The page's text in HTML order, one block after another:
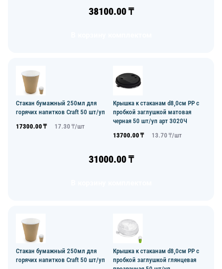
38100.00₸
Стакан бумажный 250мл для
горячих напитков Craft 50 шт/уп
17300.00 ₸ 17.30 ₸/шт
Крышка к стаканам d8,0см PP с
пробкой заглушкой матовая
черная 50 шт/уп арт 3020Ч
13700.00 ₸ 13.70 ₸/шт
31000.00₸
Стакан бумажный 250мл для
горячих напитков Craft 50 шт/уп
Крышка к стаканам d8,0см PP с
пробкой заглушкой глянцевая